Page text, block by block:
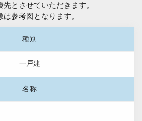
先とさせていただきます。
は参考図となります。
種別
一戸建
名称